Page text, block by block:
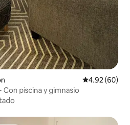
Calificación
4.92 (60)
Con piscina y gimnasio